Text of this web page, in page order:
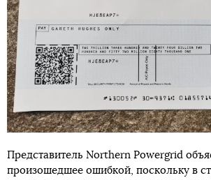
Представитель Northern Powergrid
произошедшее ошибкой, поскольку в